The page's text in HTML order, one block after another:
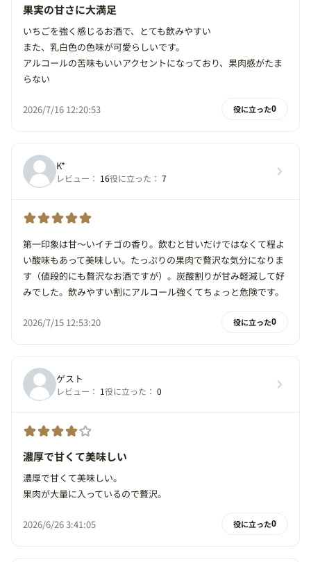
果実の甘さに大満足
いちごを強く感じるお酒で、とても飲みやすい
また、乳白色の色味が可愛らしいです。
アルコールの苦味もいいアクセントになっており、果肉感がたま
らない
2026/7/16 12:20:53 役に立った0
K*
レビュー： 16役に立った： 7
第一印象は甘〜いイチゴの香り。飲むと甘いだけではなくて程よ
い酸味もあって美味しい。たっぷりの果肉で贅沢な気分になりま
す（値段的にも贅沢なお酒ですが）。炭酸割りが甘み軽減して好
みでした。飲みやすい割にアルコール強くてちょっと危険です。
2026/7/15 12:53:20 役に立った0
ゲスト
レビュー： 1役に立った： 0
濃厚で甘くて美味しい
濃厚で甘くて美味しい。
果肉が大量に入っているので贅沢。
2026/6/26 3:41:05 役に立った0